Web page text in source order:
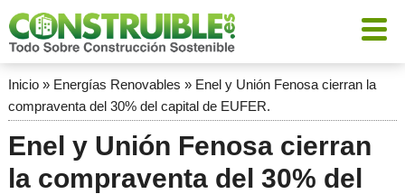
Inicio» Energías Renovables » Enel y Unión Fenosa cierran la
compraventa del 30% del capital de EUFER.
Enel y Unión Fenosa cierran
la compraventa del 30% del